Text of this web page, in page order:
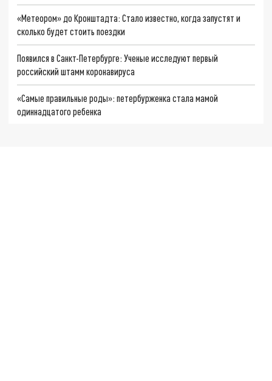
«Метеором» до Кронштадта: Стало известно, когда запустят и
сколько будет стоить поездки
Появился в Санкт-Петербурге: Ученые исследуют первый
российский штамм коронавируса
«Самые правильные роды»: петербурженка стала мамой
одиннадцатого ребенка